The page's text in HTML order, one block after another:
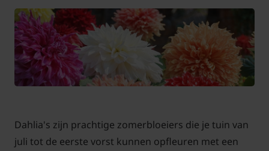
Dahlia's zijn prachtige zomerbloeiers die je tuin van
juli tot de eerste vorst kunnen opfleuren met een